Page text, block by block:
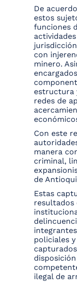
De
estos
funciones
con
minero.
estructura
redes de
Con este
manera
criminal,
de
Estas
resultados
policiales
ilegal de